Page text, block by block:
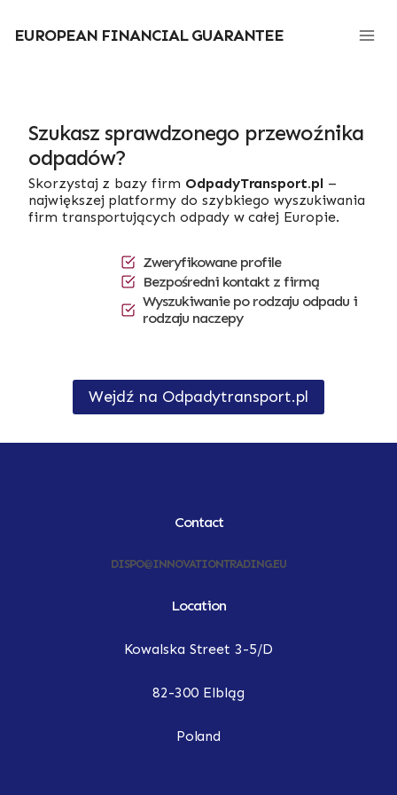
treści
EUROPEAN FINANCIAL GUARANTEE
Szukasz sprawdzonego przewoźnika
odpadów?
Skorzystaj z bazy firm OdpadyTransport.pl–
największej platformy do szybkiego wyszukiwania
firm transportujących odpady w całej Europie.
Zweryfikowane profile
Bezpośredni kontakt z firmą
Wyszukiwanie po rodzaju odpadu i
rodzaju naczepy
Wejdź na Odpadytransport.pl
Contact
DISPO@INNOVATIONTRADING.EU
Location
Kowalska Street 3-5/D
82-300 Elbląg
Poland